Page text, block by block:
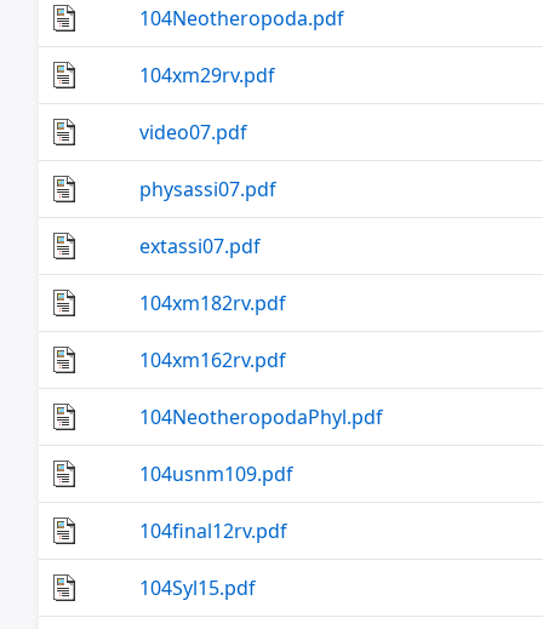
104Neotheropoda.pdf
104xm29rv.pdf
video07.pdf
physassi07.pdf
extassi07.pdf
104xm182rv.pdf
104xm162rv.pdf
104NeotheropodaPhyl.pdf
104usnm109.pdf
104final12rv.pdf
104Syl15.pdf